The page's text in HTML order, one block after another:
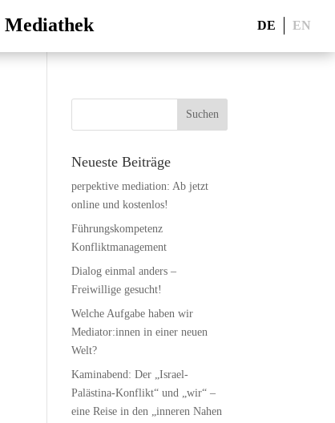
Mediathek DE EN
Neueste Beiträge
perpektive mediation: Ab jetzt
online und kostenlos!
Führungskompetenz
Konfliktmanagement
Dialog einmal anders –
Freiwillige gesucht!
Welche Aufgabe haben wir
Mediator:innen in einer neuen
Welt?
Kaminabend: Der „Israel-
Palästina-Konflikt“ und „wir“ –
eine Reise in den „inneren Nahen